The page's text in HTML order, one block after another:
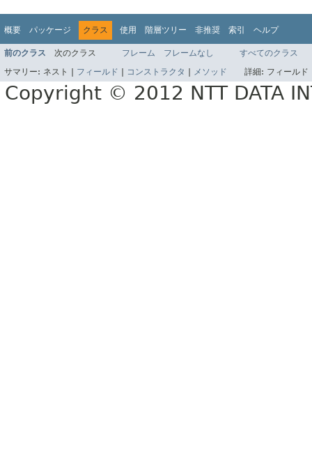
概要 パッケージ クラス 使用 階層ツリー 非推奨 索引 ヘルプ
前のクラス 次のクラス フレーム フレームなし
すべてのクラス
サマリー: ネスト | フィールド コンストラクタ メソッド 詳細: フィール
Copyright © 2012 NTT DATA